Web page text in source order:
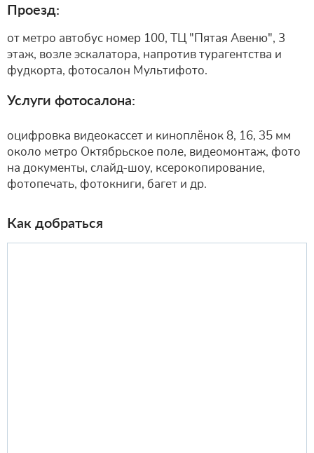
Проезд:
от метро автобус номер 100, ТЦ "Пятая Авеню", 3
этаж, возле эскалатора, напротив турагентства и
фудкорта, фотосалон Мультифото.
Услуги фотосалона:
оцифровка видеокассет и киноплёнок 8, 16, 35 мм
около метро Октябрьское поле, видеомонтаж, фото
на документы, слайд-шоу, ксерокопирование,
фотопечать, фотокниги, багет и др.
Как добраться